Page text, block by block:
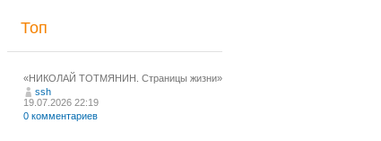
Топ
«НИКОЛАЙ ТОТМЯНИН. Страницы жизни»
ssh
19.07.2026 22:19
0 комментариев